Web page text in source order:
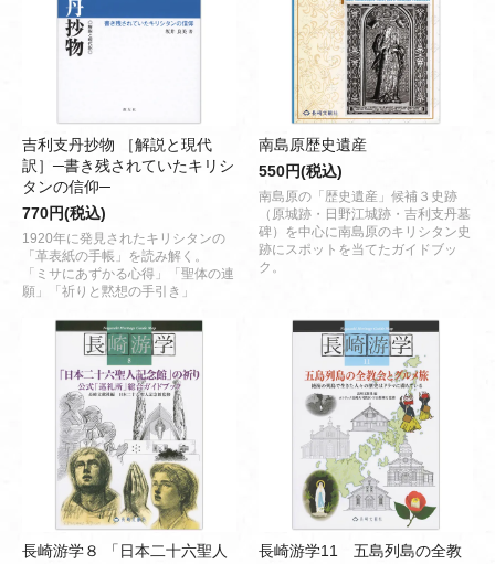
吉利支丹抄物 ［解説と現代
訳］─書き残されていたキリシ
タンの信仰─
770円(税込)
1920年に発見されたキリシタンの
「革表紙の手帳」を読み解く。
「ミサにあずかる心得」「聖体の連
願」「祈りと黙想の手引き」
南島原歴史遺産
550円(税込)
南島原の「歴史遺産」候補３史跡
（原城跡・日野江城跡・吉利支丹墓
碑）を中心に南島原のキリシタン史
跡にスポットを当てたガイドブッ
ク。
長崎游学８ 「日本二十六聖人
長崎游学11 五島列島の全教